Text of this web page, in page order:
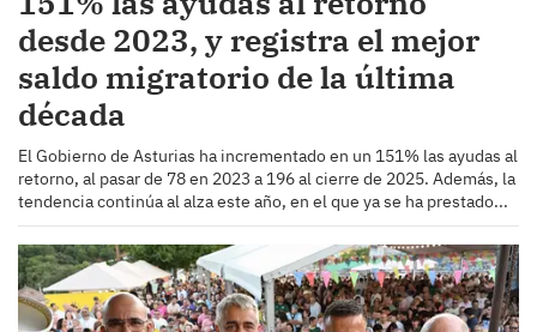
desde 2023, y registra el mejor
saldo migratorio de la última
década
El Gobierno de Asturias ha incrementado en un 151% las ayudas al
retorno, al pasar de 78 en 2023 a 196 al cierre de 2025. Además, la
tendencia continúa al alza este año, en el que ya se ha prestado...